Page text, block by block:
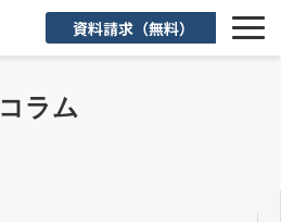
資料請求（無料）
コラム